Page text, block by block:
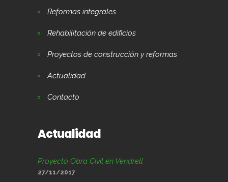
Reformas integrales
Rehabilitación de edificios
Proyectos de construcción y reformas
Actualidad
Contacto
Actualidad
Proyecto Obra Civil en Vendrell
27/11/2017